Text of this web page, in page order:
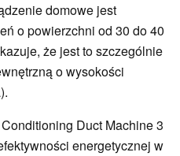
domowe jest
o powierzchni od 30 do 40
że jest to szczególnie
o wysokości
Duct Machine 3
energetycznej w